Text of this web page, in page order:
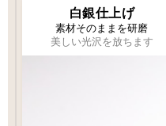
白銀仕上げ
素材そのままを研磨
美しい光沢を放ちます